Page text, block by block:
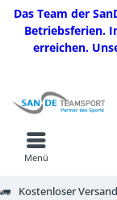
Das Team der
Betriebsferien.
erreichen.
Kostenloser
Menü